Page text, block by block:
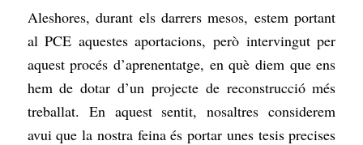
Aleshores, durant els darrers mesos, estem portant
al PCE aquestes aportacions, però intervingut per
aquest procés d’aprenentatge, en què diem que ens
hem de dotar d’un projecte de reconstrucció més
treballat. En aquest sentit, nosaltres considerem
avui que la nostra feina és portar unes tesis precises